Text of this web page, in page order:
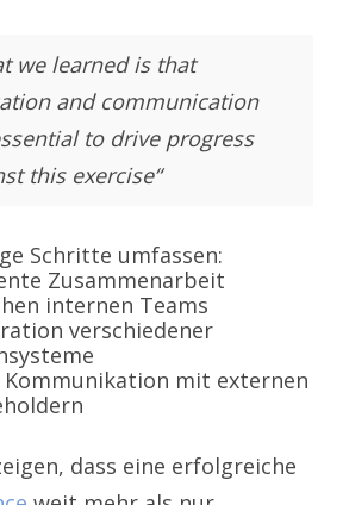
we learned is that
and communication
to drive progress
this exercise“
Schritte umfassen:
Zusammenarbeit
internen Teams
verschiedener
Kommunikation mit externen
dass eine erfolgreiche